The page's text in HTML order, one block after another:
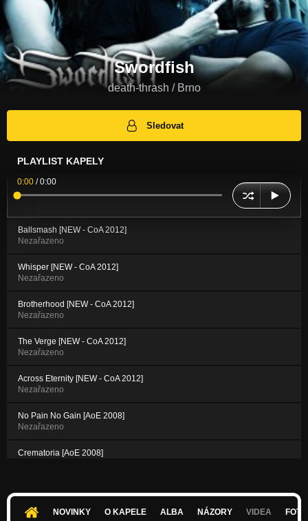
Swordfish
death-thrash / Brno
Sledovat
PLAYLIST KAPELY
0:00 /0:00
Ballsmash [NEW - CoA 2012]
Nezařazeno
Whisper [NEW - CoA 2012]
Nezařazeno
Brotherhood [NEW - CoA 2012]
Nezařazeno
The Verge [NEW - CoA 2012]
Nezařazeno
Across Eternity [NEW - CoA 2012]
Nezařazeno
No Pain No Gain [AoE 2008]
Nezařazeno
Crematoria [AoE 2008]
NOVINKY O KAPELE ALBA NÁZORY VIDEA